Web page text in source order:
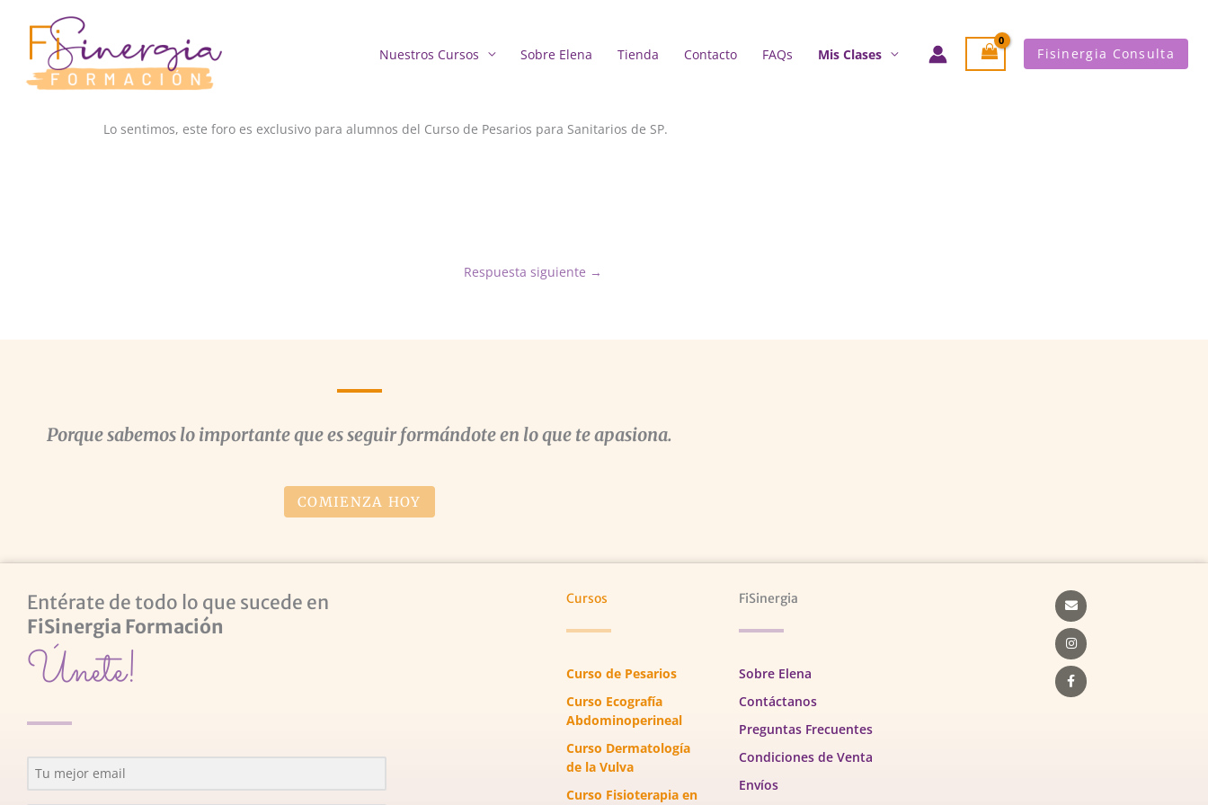
contenido
Nuestros Cursos Sobre Elena Tienda Contacto FAQs Mis Clases Fisinergia Consulta
Lo sentimos, este foro es exclusivo para alumnos del Curso de Pesarios para Sanitarios de SP.
Respuesta siguiente →
Porque sabemos lo importante que es seguir formándote en lo que te apasiona.
COMIENZA HOY
Entérate de todo lo que sucede en
FiSinergia Formación
Únete!
Cursos
Curso de Pesarios
Curso Ecografía
Abdominoperineal
Curso Dermatología
de la Vulva
Curso Fisioterapia en
FiSinergia
Sobre Elena
Contáctanos
Preguntas Frecuentes
Condiciones de Venta
Envíos
Envelope
Instagram
Facebook-
f